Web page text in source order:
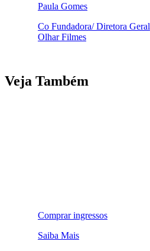
Paula Gomes
Co Fundadora/ Diretora Geral
Olhar Filmes
Veja Também
Comprar ingressos
Saiba Mais